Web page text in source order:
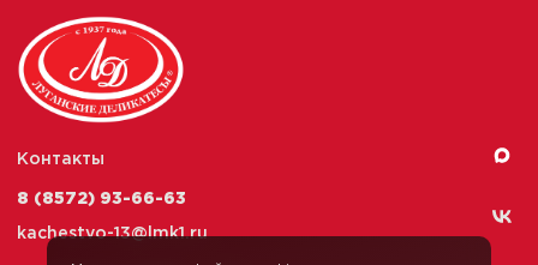
Контакты
8 (8572) 93-66-63
kachestvo-13@lmk1.ru